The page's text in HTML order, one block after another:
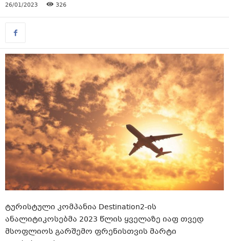
26/01/2023 326
ტურისტული კომპანია Destination2-ის
ანალიტიკოსებმა 2023 წლის ყველაზე იაფ თვედ
მსოფლიოს გარშემო ფრენისთვის მარტი